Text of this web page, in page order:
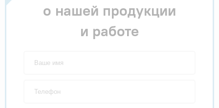
о нашей продукции
и работе